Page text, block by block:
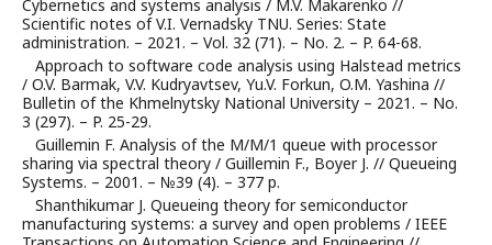
Cybernetics and systems analysis / M.V. Makarenko //
Scientific notes of V.I. Vernadsky TNU. Series: State
administration. – 2021. – Vol. 32 (71). – No. 2. – P. 64-68.
Approach to software code analysis using Halstead metrics
/ O.V. Barmak, V.V. Kudryavtsev, Yu.V. Forkun, O.M. Yashina //
Bulletin of the Khmelnytsky National University – 2021. – No.
3 (297). – P. 25-29.
Guillemin F. Analysis of the M/M/1 queue with processor
sharing via spectral theory / Guillemin F., Boyer J. // Queueing
Systems. – 2001. – №39 (4). – 377 p.
Shanthikumar J. Queueing theory for semiconductor
manufacturing systems: a survey and open problems / IEEE